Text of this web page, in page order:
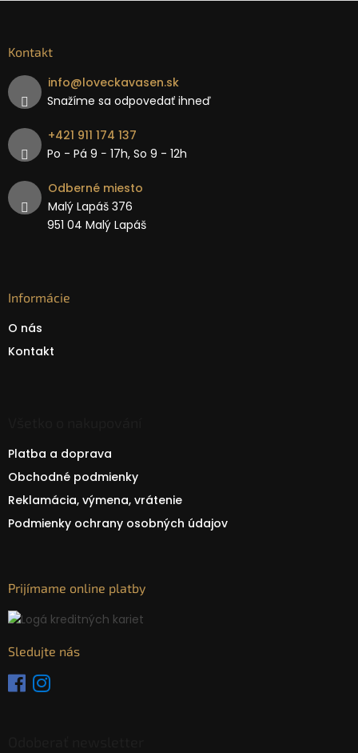
Kontakt
info@loveckavasen.sk
Snažíme sa odpovedať ihneď
+421 911 174 137
Po - Pá 9 − 17h, So 9 - 12h
Odberné miesto
Malý Lapáš 376
951 04 Malý Lapáš
Informácie
O nás
Kontakt
Platba a doprava
Obchodné podmienky
Reklamácia, výmena, vrátenie
Podmienky ochrany osobných údajov
Prijímame online platby
Sledujte nás